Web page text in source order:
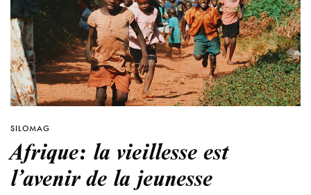
SILOMAG
Afrique: la vieillesse est
l’avenir de la jeunesse